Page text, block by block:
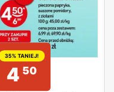
35% TANIEJ!
4 50